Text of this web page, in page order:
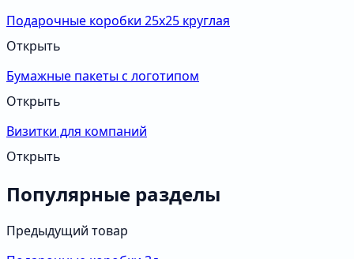
Подарочные коробки 25х25 круглая
Открыть
Бумажные пакеты с логотипом
Открыть
Визитки для компаний
Открыть
Популярные разделы
Предыдущий товар